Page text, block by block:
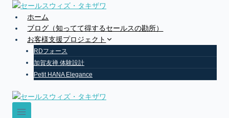
content
ホーム
ブログ（知ってて得するセールスの勘所）
お客様支援プロジェクト
RDフォース
加賀友禅 体験設計
Petit HANA Elegance